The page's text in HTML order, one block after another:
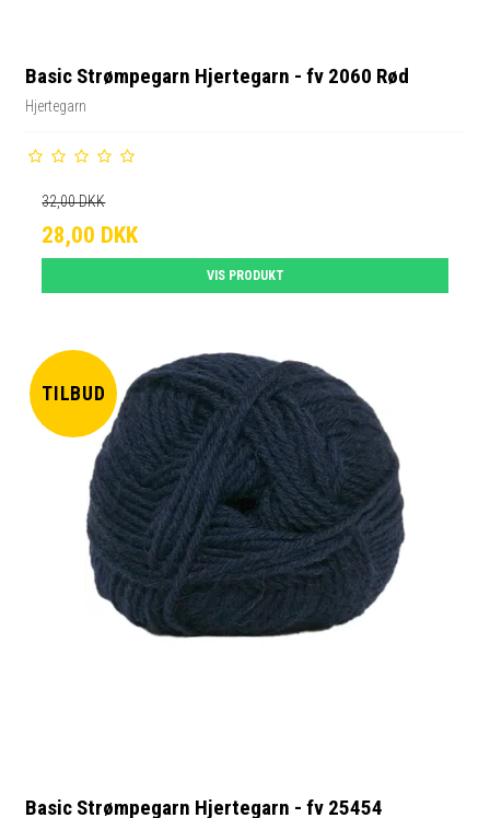
Basic Strømpegarn Hjertegarn - fv 2060 Rød
Hjertegarn
32,00 DKK
28,00 DKK
VIS PRODUKT
TILBUD
Basic Strømpegarn Hjertegarn - fv 25454